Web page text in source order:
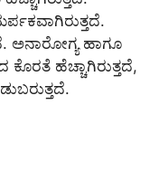
ಅನಾರೋಗ್ಯ ಹಾಗೂ
ಕೊರತೆ ಹೆಚ್ಚಾಗಿರುತ್ತದೆ,